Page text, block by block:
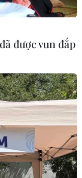
binh sỹ và khí
khỏi Niger từ
Niger - lực
7/2023 tại quốc
được vun đắp